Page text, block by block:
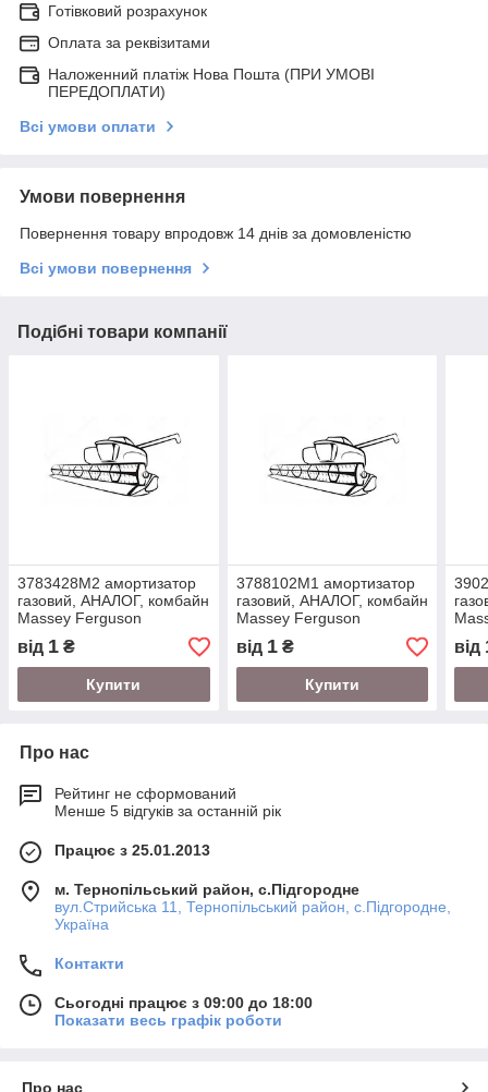
Готівковий розрахунок
Оплата за реквізитами
Наложенний платіж Нова Пошта (ПРИ УМОВІ
ПЕРЕДОПЛАТИ)
Всі умови оплати
Умови повернення
Повернення товару впродовж 14 днів за домовленістю
Всі умови повернення
Подібні товари компанії
3783428M2 амортизатор
газовий, АНАЛОГ, комбайн
Massey Ferguson
від 1 ₴
Купити
3788102M1 амортизатор
газовий, АНАЛОГ, комбайн
Massey Ferguson
від 1₴
Купити
від
Про нас
Рейтинг не сформований
Менше 5 відгуків за останній рік
Працює з 25.01.2013
м. Тернопільський район, с.Підгородне
вул.Стрийська 11, Тернопільський район, с.Підгородне,
Україна
Контакти
Сьогодні працює з 09:00 до 18:00
Показати весь графік роботи
Про нас